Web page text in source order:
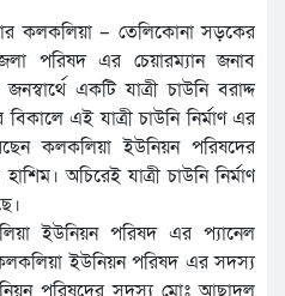
কলকলিয়া – তেলিকোনা সড়কের
পরিষদ এর চেয়ারম্যান জনাব
একটি যাত্রী চাউনি বরাদ্দ
এই যাত্রী চাউনি নির্মাণ এর
কলকলিয়া ইউনিয়ন পরিষদের
অচিরেই যাত্রী চাউনি নির্মাণ
ইউনিয়ন পরিষদ এর প্যানেল
ইউনিয়ন পরিষদ এর সদস্য